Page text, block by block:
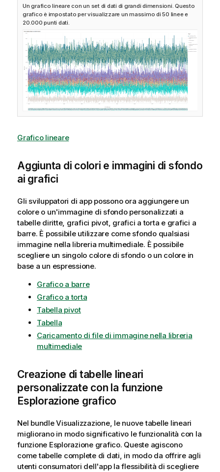
Un grafico lineare con un set di dati di grandi dimensioni. Questo
grafico è impostato per visualizzare un massimo di 50 linee e
20.000 punti dati.
Grafico lineare
Aggiunta di colori e immagini di sfondo
ai grafici
Gli sviluppatori di app possono ora aggiungere un
colore o un'immagine di sfondo personalizzati a
tabelle diritte, grafici pivot, grafici a torta e grafici a
barre. È possibile utilizzare come sfondo qualsiasi
immagine nella libreria multimediale. È possibile
scegliere un singolo colore di sfondo o un colore in
base a un espressione.
Grafico a barre
Grafico a torta
Tabella pivot
Tabella
Caricamento di file di immagine nella libreria
multimediale
Creazione di tabelle lineari
personalizzate con la funzione
Esplorazione grafico
Nel bundle Visualizzazione, le nuove tabelle lineari
migliorano in modo significativo le funzionalità con la
funzione Esplorazione grafico. Queste agiscono
come tabelle complete di dati, in modo da offrire agli
utenti consumatori dell'app la flessibilità di scegliere